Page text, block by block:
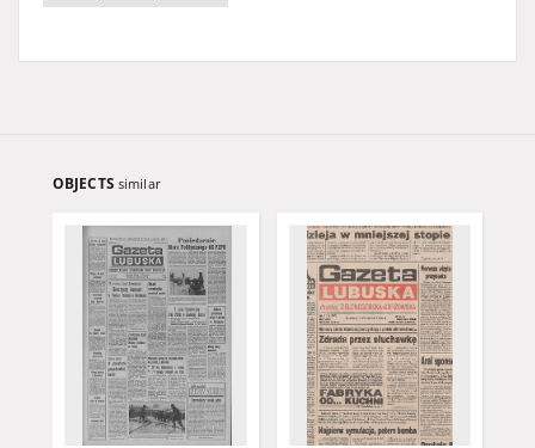
OBJECTS similar